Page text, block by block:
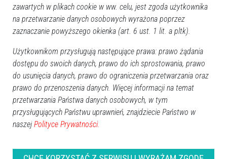
zawartych w plikach cookie w ww. celu, jest zgoda użytkownika
na przetwarzanie danych osobowych wyrażona poprzez
zaznaczanie powyższego okienka (art. 6 ust. 1 lit. a pltk).
Użytkownikom przysługują następujące prawa: prawo żądania
dostępu do swoich danych, prawo do ich sprostowania, prawo
do usunięcia danych, prawo do ograniczenia przetwarzania oraz
prawo do przenoszenia danych. Więcej informacji na temat
przetwarzania Państwa danych osobowych, w tym
przysługujących Państwu uprawnień, znajdziecie Państwo w
naszej Polityce Prywatności.